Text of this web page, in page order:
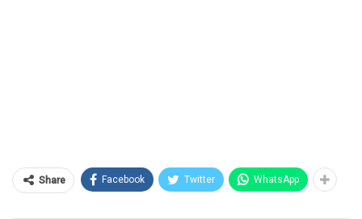
Share Facebook Twitter WhatsApp